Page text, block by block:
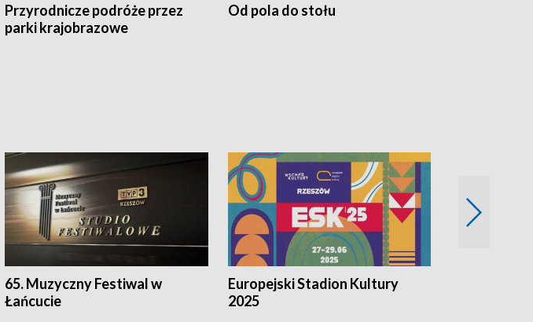
Przyrodnicze podróże przez
parki krajobrazowe
Od pola do stołu
65. Muzyczny Festiwal w
Łańcucie
Europejski Stadion Kultury
2025